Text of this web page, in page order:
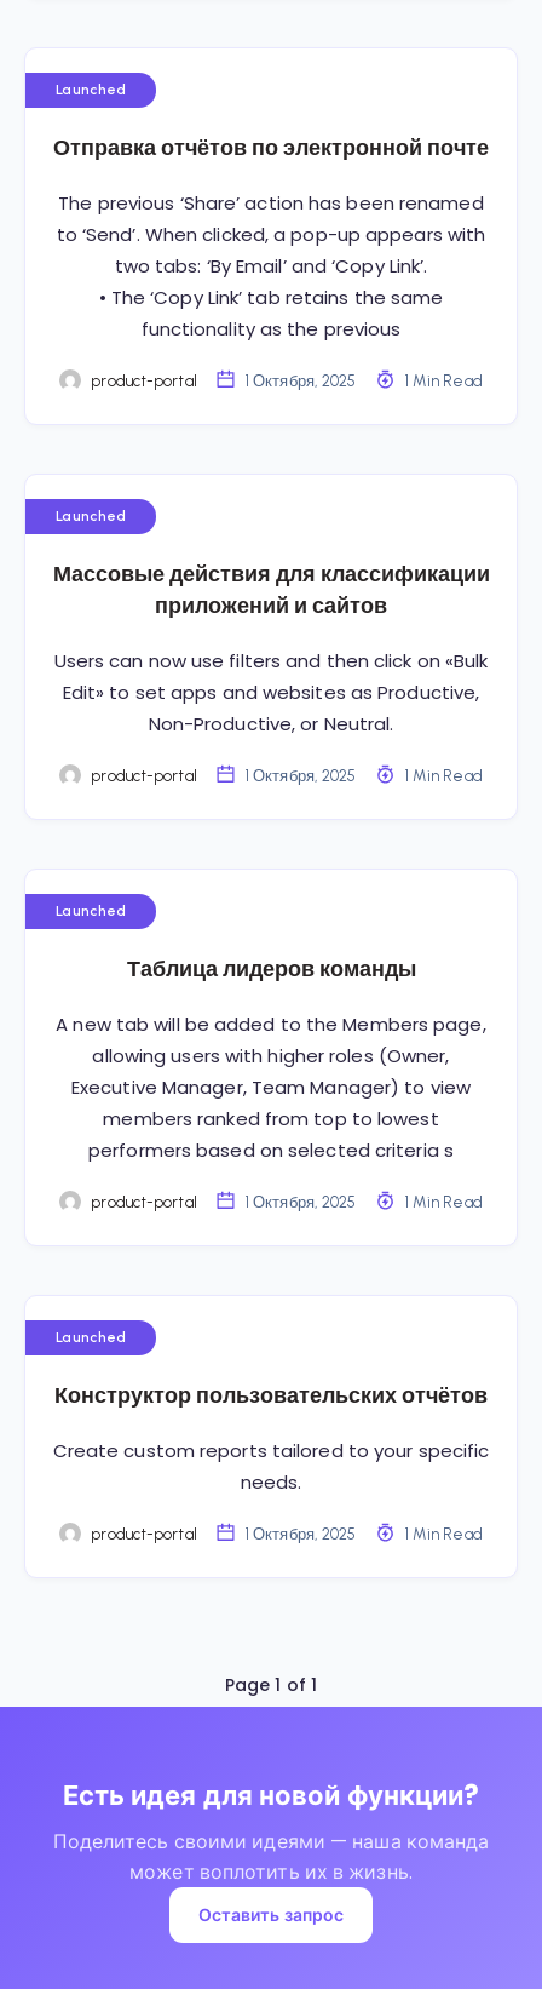
Launched
Отправка отчётов по электронной почте
The previous ‘Share’ action has been renamed
to ‘Send’. When clicked, a pop-up appears with
two tabs: ‘By Email’ and ‘Copy Link’.
• The ‘Copy Link’ tab retains the same
functionality as the previous
product-portal 1 Октября, 2025 1 Min Read
Launched
Массовые действия для классификации
приложений и сайтов
Users can now use filters and then click on «Bulk
Edit» to set apps and websites as Productive,
Non-Productive, or Neutral.
product-portal 1 Октября, 2025 1 Min Read
Launched
Таблица лидеров команды
A new tab will be added to the Members page,
allowing users with higher roles (Owner,
Executive Manager, Team Manager) to view
members ranked from top to lowest
performers based on selected criteria s
product-portal 1 Октября, 2025 1 Min Read
Launched
Конструктор пользовательских отчётов
Create custom reports tailored to your specific
needs.
product-portal 1 Октября, 2025 1 Min Read
Page 1 of 1
Есть идея для новой функции?
Поделитесь своими идеями — наша команда
может воплотить их в жизнь.
Оставить запрос